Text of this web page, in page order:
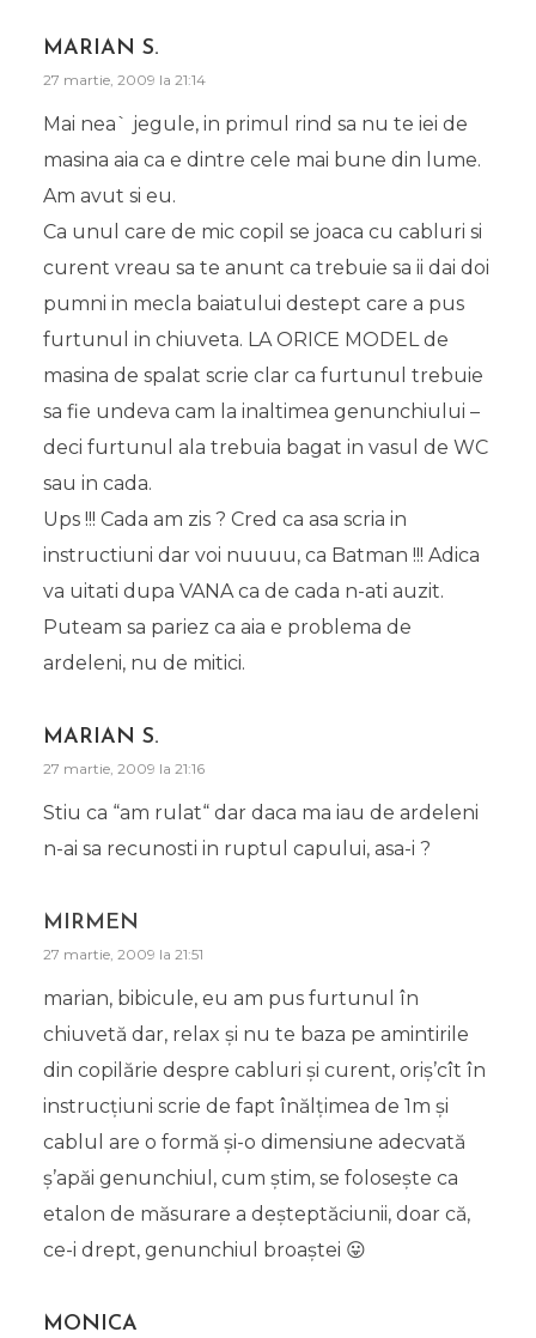
MARIAN S.
27 martie, 2009 la 21:14
Mai nea` jegule, in primul rind sa nu te iei de
masina aia ca e dintre cele mai bune din lume.
Am avut si eu.
Ca unul care de mic copil se joaca cu cabluri si
curent vreau sa te anunt ca trebuie sa ii dai doi
pumni in mecla baiatului destept care a pus
furtunul in chiuveta. LA ORICE MODEL de
masina de spalat scrie clar ca furtunul trebuie
sa fie undeva cam la inaltimea genunchiului –
deci furtunul ala trebuia bagat in vasul de WC
sau in cada.
Ups !!! Cada am zis ? Cred ca asa scria in
instructiuni dar voi nuuuu, ca Batman !!! Adica
va uitati dupa VANA ca de cada n-ati auzit.
Puteam sa pariez ca aia e problema de
ardeleni, nu de mitici.
MARIAN S.
27 martie, 2009 la 21:16
Stiu ca “am rulat“ dar daca ma iau de ardeleni
n-ai sa recunosti in ruptul capului, asa-i ?
MIRMEN
27 martie, 2009 la 21:51
marian, bibicule, eu am pus furtunul în
chiuvetă dar, relax și nu te baza pe amintirile
din copilărie despre cabluri și curent, oriș’cît în
instrucțiuni scrie de fapt înălțimea de 1m și
cablul are o formă și-o dimensiune adecvată
ș’apăi genunchiul, cum știm, se folosește ca
etalon de măsurare a deșteptăciunii, doar că,
ce-i drept, genunchiul broaștei 😛
MONICA